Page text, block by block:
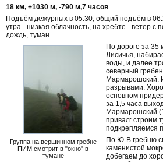
18 км, +1030 м, -790 м,7 часов
Подъём дежурных в 05:30, общий подъём в
утра - низкая облачность, на хребте - ветер
дождь, туман.
Группа на вершинном гребне
ПИМ смотрит в "окно" в
тумане
По дороге за 35
Лисичья,
воды, и далее
северный
Мармарошский.
разрывами.
основном
за 1,5 часа
Мармарошский
привал: строим
подкрепляемся
По Ю-В гребню
каменистой
добегаем до